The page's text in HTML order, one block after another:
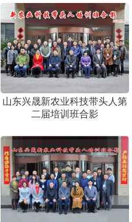
1 2
山东兴晟新农业科技带头人第
二届培训班合影